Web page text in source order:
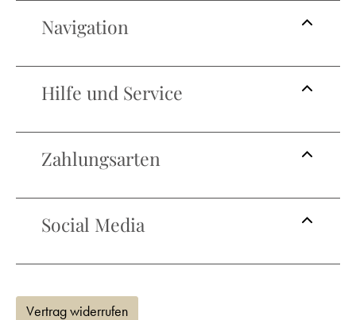
Navigation
Hilfe und Service
Zahlungsarten
Social Media
Vertrag widerrufen